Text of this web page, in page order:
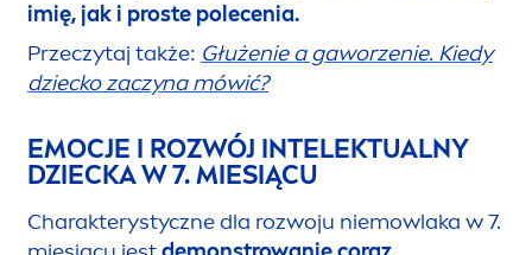
imię, jak i proste polecenia.
Przeczytaj także: Głużenie a gaworzenie. Kiedy
dziecko zaczyna mówić?
EMOCJE I ROZWÓJ INTELEKTUALNY
DZIECKA W 7. MIESIĄCU
Charakterystyczne dla rozwoju niemowlaka w 7.